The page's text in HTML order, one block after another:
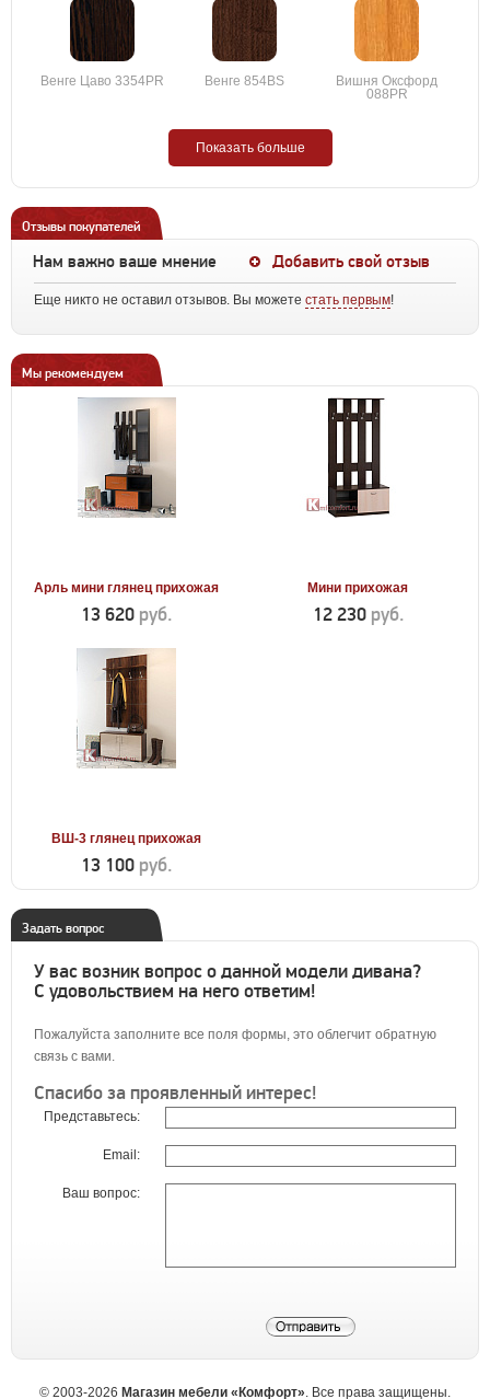
Венге Цаво 3354PR Венге 854BS
Вишня Оксфорд
088PR
Показать больше
Отзывы покупателей
Нам важно ваше мнение Добавить свой отзыв
Еще никто не оставил отзывов. Вы можете стать первым!
Мы рекомендуем
Арль мини глянец прихожая
13 620 руб.
Мини прихожая
12 230 руб.
ВШ-3 глянец прихожая
13 100 руб.
Задать вопрос
У вас возник вопрос о данной модели дивана?
С удовольствием на него ответим!
Пожалуйста заполните все поля формы, это облегчит обратную
связь с вами.
Спасибо за проявленный интерес!
Представьтесь:
Email:
Ваш вопрос:
© 2003-2026 Магазин мебели «Комфорт». Все права защищены.